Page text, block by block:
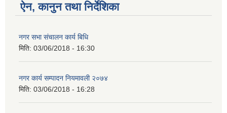
ऐन, कानुन तथा निर्देशिका
नगर सभा संचालन कार्य बिधि
मिति: 03/06/2018 - 16:30
नगर कार्य सम्पादन नियमावली २०७४
मिति: 03/06/2018 - 16:28